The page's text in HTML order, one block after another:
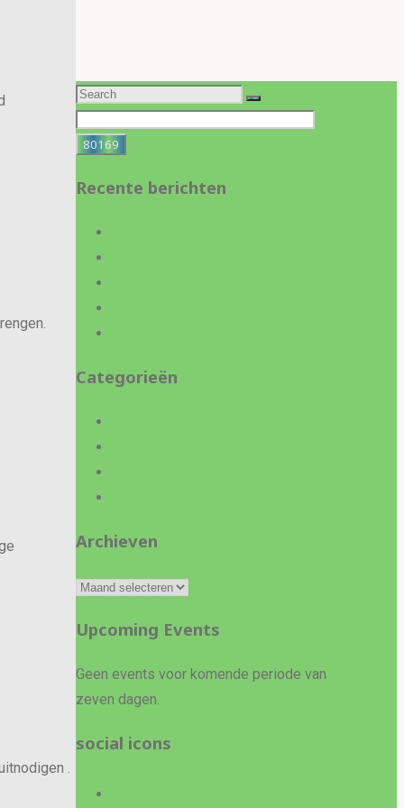
.
Search
Recente berichten
Categorieën
Archieven
Archieven
Upcoming Events
Geen events voor komende periode van
zeven dagen.
social icons